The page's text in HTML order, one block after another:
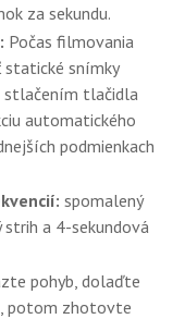
za sekundu.
Počas filmovania
snímky
stlačením tlačidla
automatického
podmienkach
spomalený
strih a 4-sekundová
pohyb, dolaďte
potom zhotovte